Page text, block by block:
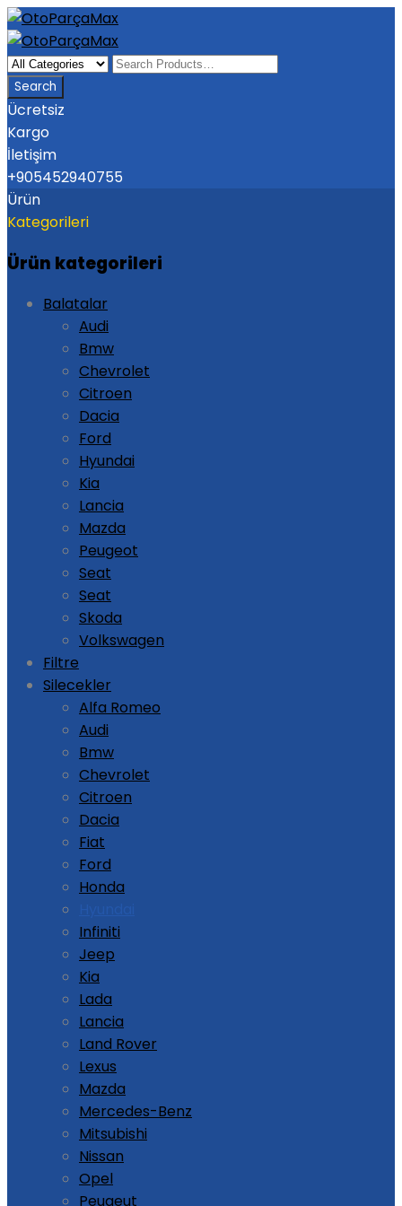
Ücretsiz
Kargo
İletişim
+905452940755
Ürün
Kategorileri
Ürün kategorileri
Balatalar
Audi
Bmw
Chevrolet
Citroen
Dacia
Ford
Hyundai
Kia
Lancia
Mazda
Peugeot
Seat
Seat
Skoda
Volkswagen
Filtre
Silecekler
Alfa Romeo
Audi
Bmw
Chevrolet
Citroen
Dacia
Fiat
Ford
Honda
Infiniti
Jeep
Kia
Lada
Lancia
Land Rover
Lexus
Mazda
Mercedes-Benz
Mitsubishi
Nissan
Opel
Peugeut